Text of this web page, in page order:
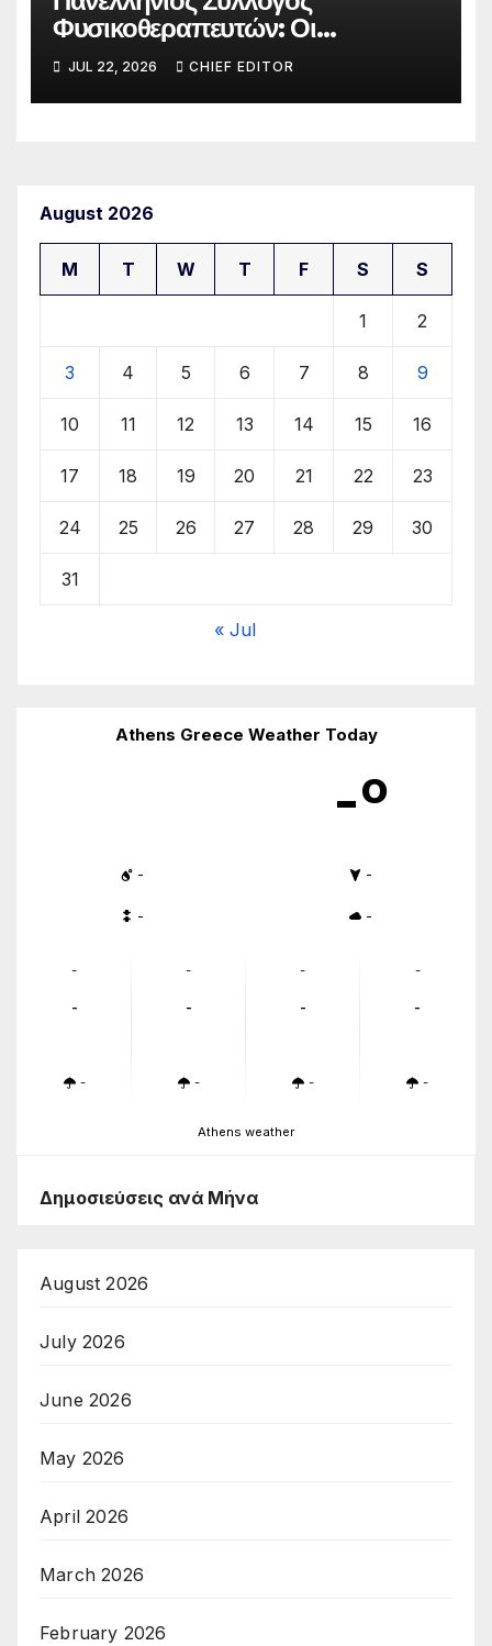
Φυσικοθεραπευτών: Οι
προτάσεις προς τον ΕΟΠΥΥ για
τον περιορισμό του clawback
JUL 22, 2026 CHIEF EDITOR
August 2026
M T W T F S S
1 2
3 4 5 6 7 8 9
10 11 12 13 14 15 16
17 18 19 20 21 22 23
24 25 26 27 28 29 30
31
« Jul
Athens Greece Weather Today
-º
- -
- -
-
-
-
-
-
-
-
-
-
-
-
-
Athens weather
Δημοσιεύσεις ανά Μήνα
August 2026
July 2026
June 2026
May 2026
April 2026
March 2026
February 2026